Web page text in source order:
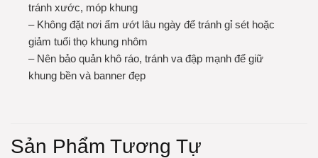
tránh xước, móp khung
– Không đặt nơi ẩm ướt lâu ngày để tránh gỉ sét hoặc
giảm tuổi thọ khung nhôm
– Nên bảo quản khô ráo, tránh va đập mạnh để giữ
khung bền và banner đẹp
Sản Phẩm Tương Tự